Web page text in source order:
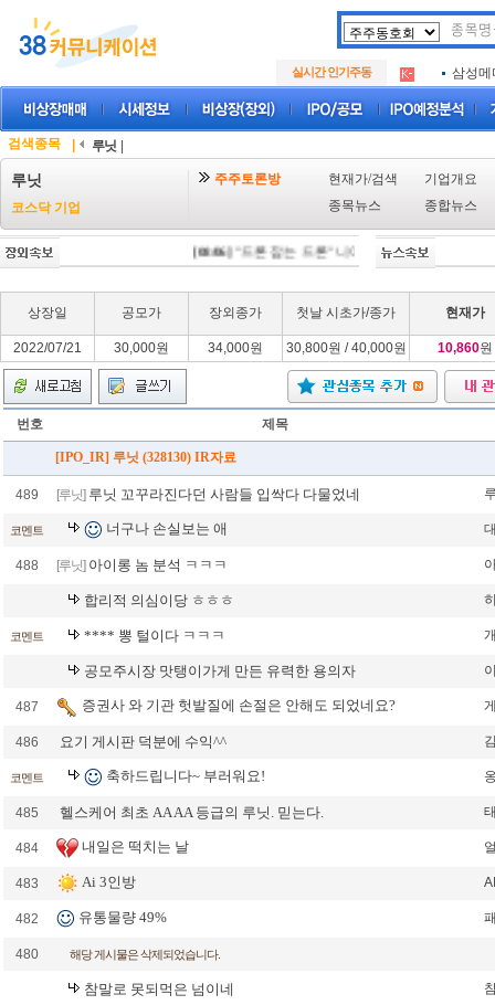
실시간 인기주동
.
아크로
삼성메
.
아크로
.
아하
검색종목 루닛
루닛
코스닥 기업
주주토론방 현재가/검색
기업개요
종목뉴스
종합뉴스
[08/06]"드론 잡는 드론" 니어스랩, IPO 시동 "2029년
상장일 공모가 장외종가 첫날 시초가/종가 현재가
2022/07/21 30,000원 34,000원 30,800원 / 40,000원 10,860원
번호 제목
[IPO_IR] 루닛 (328130) IR자료
489 [루닛] 루닛 꼬꾸라진다던 사람들 입싹다 다물었네
코멘트 너구나 손실보는 애
488 [루닛] 아이롱 놈 분석 ㅋㅋㅋ
합리적 의심이당 ㅎㅎㅎ
코멘트 **** 뽕 털이다 ㅋㅋㅋ
공모주시장 맛탱이가게 만든 유력한 용의자
487 증권사 와 기관 헛발질에 손절은 안해도 되었네요?
486 요기 게시판 덕분에 수익^^
코멘트 축하드립니다~ 부러워요!
485 헬스케어 최초 AA AA 등급의 루닛. 믿는다.
484 내일은 떡치는 날
483 Ai 3인방
482 유통물량 49%
480 해당 게시물은 삭제되었습니다.
참말로 못되먹은 넘이네